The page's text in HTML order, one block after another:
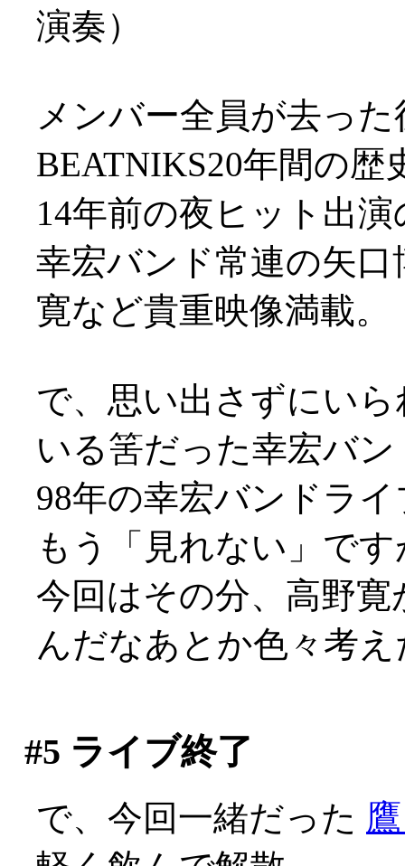
演奏）
メンバー全員が去っ
BEATNIKS20年間の歴
14年前の夜ヒット出
幸宏バンド常連の矢口
寛など貴重映像満載。
で、思い出さずにい
いる筈だった幸宏バ
98年の幸宏バンドラ
もう「見れない」です
今回はその分、高野
んだなあとか色々考
#5 ライブ終了
で、今回一緒だった